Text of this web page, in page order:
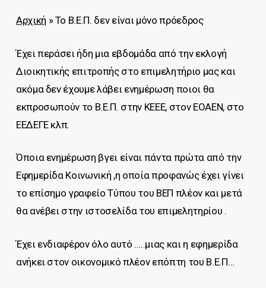
Αρχική »Το Β.Ε.Π. δεν είναι μόνο πρόεδρος
Έχει περάσει ήδη μια εβδομάδα από την εκλογή
Διοικητικής επιτροπής στο επιμελητήριο μας και
ακόμα δεν έχουμε λάβει ενημέρωση ποιοι θα
εκπροσωπούν το Β.Ε.Π. στην ΚΕΕΕ, στον ΕΟΑΕΝ, στο
ΕΕΔΕΓΕ κλπ.
Όποια ενημέρωση βγει είναι πάντα πρώτα από την
Εφημερίδα Κοινωνική ,η οποία προφανώς έχει γίνει
το επίσημο γραφείο Τύπου του ΒΕΠ πλέον και μετά
θα ανέβει στην ιστοσελίδα του επιμελητηρίου .
Έχει ενδιαφέρον όλο αυτό …..μιας και η εφημερίδα
ανήκει στον οικονομικό πλέον επόπτη του Β.Ε.Π…